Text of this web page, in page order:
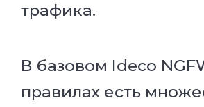
трафика.
В базовом Ideco
правилах есть